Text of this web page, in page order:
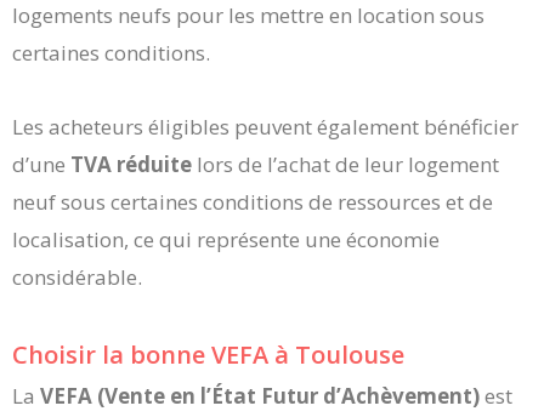
logements neufs pour les mettre en location sous
certaines conditions.
Les acheteurs éligibles peuvent également bénéficier
d’une TVA réduite lors de l’achat de leur logement
neuf sous certaines conditions de ressources et de
localisation, ce qui représente une économie
considérable.
Choisir la bonne VEFA à Toulouse
La VEFA (Vente en l’État Futur d’Achèvement)est